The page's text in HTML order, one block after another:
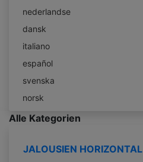
nederlandse
dansk
italiano
español
svenska
norsk
Alle Kategorien
JALOUSIEN HORIZONTAL